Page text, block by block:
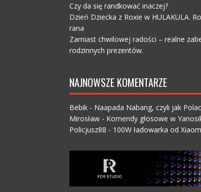
Czy da się randkować inaczej?
Dzień Dziecka z Roxie w HULAKULA.
rana
Zamiast chwilowej radości – realne
rodzinnych prezentów.
NAJNOWSZE KOMENTARZE
Bebik- Naapada Nabang, czyli jak
Mirosław- Komendy głosowe w
Policjusz88 - 100W ładowarka od